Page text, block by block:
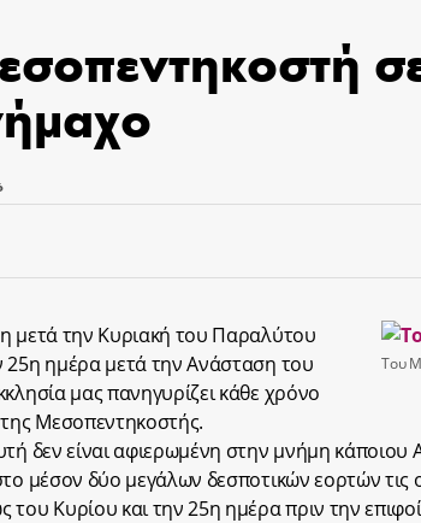
σε
Του
μετά την Κυριακή του Παραλύτου
25η ημέρα μετά την Ανάσταση του
μας πανηγυρίζει κάθε χρόνο
Μεσοπεντηκοστής.
δεν είναι αφιερωμένη στην μνήμη κάποιου
μέσον δύο μεγάλων δεσποτικών εορτών τις
του Κυρίου και την 25η ημέρα πριν την